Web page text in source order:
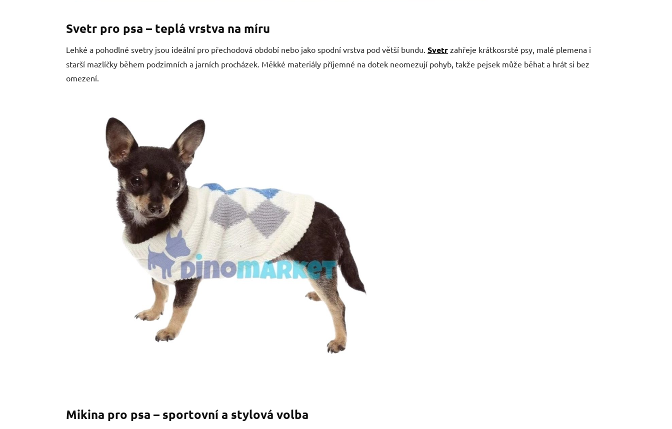
Svetr pro psa – teplá vrstva na míru
Lehké a pohodlné svetry jsou ideální pro přechodová období nebo jako spodní vrstva pod větší bundu. Svetr zahřeje krátkosrsté psy, malé plemena i
starší mazlíčky během podzimních a jarních procházek. Měkké materiály příjemné na dotek neomezují pohyb, takže pejsek může běhat a hrát si bez
omezení.
Mikina pro psa – sportovní a stylová volba